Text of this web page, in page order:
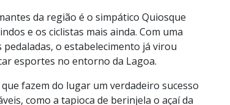
da região é o simpático Quiosque
e os ciclistas mais ainda. Com uma
o estabelecimento já virou
esportes no entorno da Lagoa.
fazem do lugar um verdadeiro sucesso
como a tapioca de berinjela o açaí da